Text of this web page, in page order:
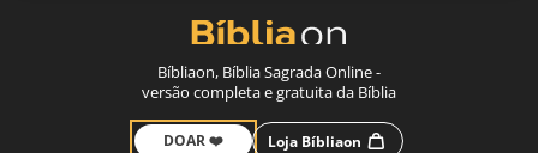
Bíbliaon, Bíblia Sagrada Online -
versão completa e gratuita da Bíblia
DOAR ❤️ Loja Bíbliaon